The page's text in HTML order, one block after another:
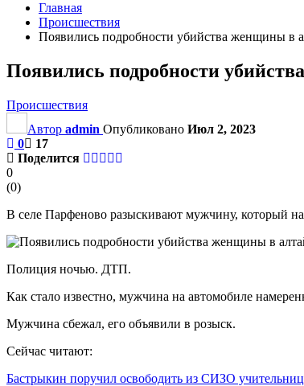
Главная
Происшествия
Появились подробности убийства женщины в
Появились подробности
Происшествия
Автор admin Опубликовано Июл 2, 2023
0
17
Поделится
0
(0)
В селе Парфеново разыскивают мужчину, который
Полиция ночью. ДТП.
Как стало известно, мужчина на автомобиле
Мужчина сбежал, его объявили в розыск.
Сейчас читают:
Бастрыкин поручил освободить из СИЗО